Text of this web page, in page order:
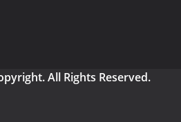
All Rights Reserved.